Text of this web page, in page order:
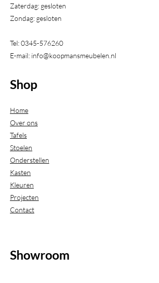
Zaterdag: gesloten
Zondag: gesloten
Tel:0345-576260
E-mail: info@koopmansmeubelen.nl
Shop
Home
Over ons
Tafels
Stoelen
Onderstellen
Kasten
Kleuren
Projecten
Contact
Showroom